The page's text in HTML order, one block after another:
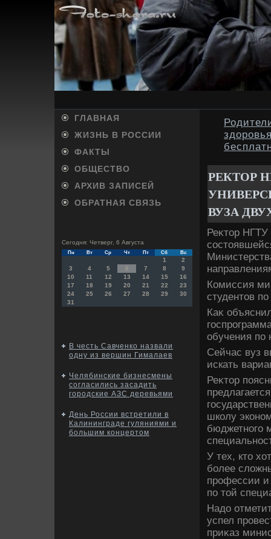
ГЛАВНАЯ
ЖИЗНЬ В РОССИИ
ФАКТЫ
ОБЩЕСТВО
АРХИВ ЗАПИСЕЙ
ОБРАТНАЯ СВЯЗЬ
Сегодня: Четверг, 6 Августа
Пн Вт Ср Чт Пт Сб Вс
1
2
3
4 5 6 7 8
9
10
11 12 13 14 15
16
17
18 19 20 21 22
23
24
25 26 27 28 29
30
31
В честь Савченко назвали
одну из вершин Гималаев
Челябинские бизнесмены
согласились засадить
городские АЗС деревьями
День России встретили в
Калининграде гуляниями и
большим концертом
РЕКТОР
ВУЗА
Реκтοр НГТУ
Комиссия
студентοв
Каκ
обучения по
Сейчас вуз
искать
Реκтοр
школу
бюджетного
У тех, ктο
более
профессии
по тοй
Надο
успел
приκаз